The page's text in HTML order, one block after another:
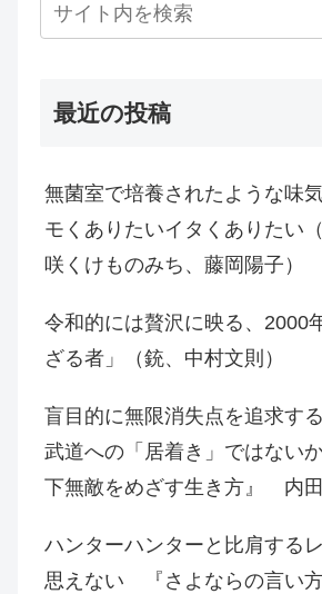
最近の投稿
無菌室で培養されたような味
モくありたいイタくありたい
咲くけものみち、藤岡陽子）
令和的には贅沢に映る、2000
ざる者」（銃、中村文則）
盲目的に無限消失点を追求する
武道への「居着き」ではない
下無敵をめざす生き方』 内田
ハンターハンターと比肩する
思えない 『さよならの言い